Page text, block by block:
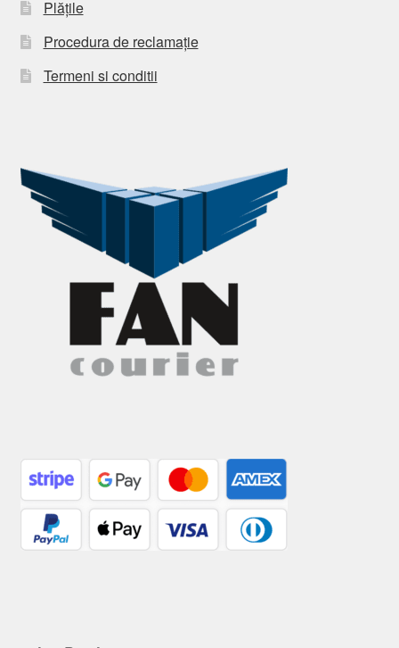
Plățile
Procedura de reclamație
Termeni si conditii